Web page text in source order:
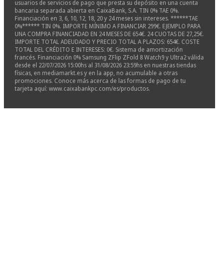
usuarios de servicios de pago que presta su depósito en una cuenta
bancaria separada abierta en CaixaBank, S.A. TIN 0% TAE 0%.
Financiación en 3, 6, 10, 12, 18, 20 y 24 meses sin intereses. ******TAE
0%****** TIN 0%. IMPORTE MÍNIMO A FINANCIAR 299€. EJEMPLO PARA
UNA COMPRA FINANCIADAD EN 24 MESES DE 654€. 24 CUOTAS DE 27,25€.
IMPORTE TOTAL ADEUDADO Y PRECIO TOTAL A PLAZOS: 654€. COSTE
TOTAL DEL CRÉDITO E INTERESES: 0€. Sistema de amortización
francés. Financiación 0% Samsung ZFlip ZFold 8 Watch9 y Ultra2 válida
desde el 22/07/2026 15:00hs al 31/08/2026 23:59hs en nuestras tiendas
físicas, en mediamarkt.es y en la app, no acumulable a otras
promociones. Conoce más acerca de las formas de pago de tu
tarjeta aquí: www.caixabankpc.com/es/productos.